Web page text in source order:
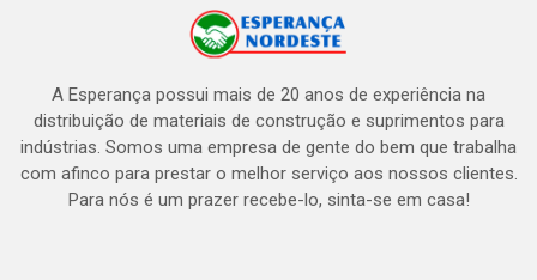
A Esperança possui mais de 20 anos de experiência na
distribuição de materiais de construção e suprimentos para
indústrias. Somos uma empresa de gente do bem que trabalha
com afinco para prestar o melhor serviço aos nossos clientes.
Para nós é um prazer recebe-lo, sinta-se em casa!